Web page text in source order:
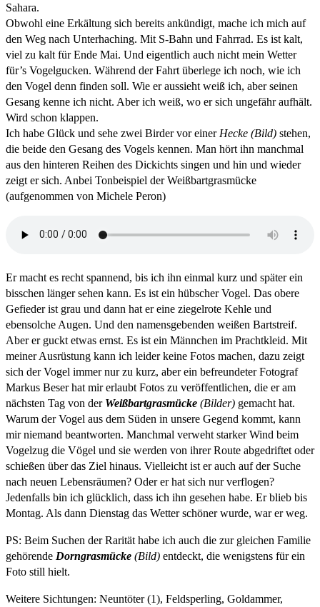
Sahara.
Obwohl eine Erkältung sich bereits ankündigt, mache ich mich auf
den Weg nach Unterhaching. Mit S-Bahn und Fahrrad. Es ist kalt,
viel zu kalt für Ende Mai. Und eigentlich auch nicht mein Wetter
für’s Vogelgucken. Während der Fahrt überlege ich noch, wie ich
den Vogel denn finden soll. Wie er aussieht weiß ich, aber seinen
Gesang kenne ich nicht. Aber ich weiß, wo er sich ungefähr aufhält.
Wird schon klappen.
Ich habe Glück und sehe zwei Birder vor einer Hecke (Bild) stehen,
die beide den Gesang des Vogels kennen. Man hört ihn manchmal
aus den hinteren Reihen des Dickichts singen und hin und wieder
zeigt er sich. Anbei Tonbeispiel der Weißbartgrasmücke
(aufgenommen von Michele Peron)
Er macht es recht spannend, bis ich ihn einmal kurz und später ein
bisschen länger sehen kann. Es ist ein hübscher Vogel. Das obere
Gefieder ist grau und dann hat er eine ziegelrote Kehle und
ebensolche Augen. Und den namensgebenden weißen Bartstreif.
Aber er guckt etwas ernst. Es ist ein Männchen im Prachtkleid. Mit
meiner Ausrüstung kann ich leider keine Fotos machen, dazu zeigt
sich der Vogel immer nur zu kurz, aber ein befreundeter Fotograf
Markus Beser hat mir erlaubt Fotos zu veröffentlichen, die er am
nächsten Tag von der Weißbartgrasmücke (Bilder) gemacht hat.
Warum der Vogel aus dem Süden in unsere Gegend kommt, kann
mir niemand beantworten. Manchmal verweht starker Wind beim
Vogelzug die Vögel und sie werden von ihrer Route abgedriftet oder
schießen über das Ziel hinaus. Vielleicht ist er auch auf der Suche
nach neuen Lebensräumen? Oder er hat sich nur verflogen?
Jedenfalls bin ich glücklich, dass ich ihn gesehen habe. Er blieb bis
Montag. Als dann Dienstag das Wetter schöner wurde, war er weg.
PS: Beim Suchen der Rarität habe ich auch die zur gleichen Familie
gehörende Dorngrasmücke (Bild) entdeckt, die wenigstens für ein
Foto still hielt.
Weitere Sichtungen: Neuntöter (1), Feldsperling, Goldammer,